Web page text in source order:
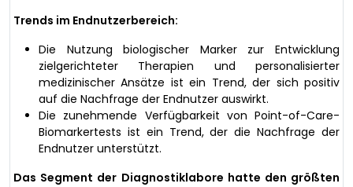
Trends im Endnutzerbereich:
Die Nutzung biologischer Marker zur Entwicklung
zielgerichteter Therapien und personalisierter
medizinischer Ansätze ist ein Trend, der sich positiv
auf die Nachfrage der Endnutzer auswirkt.
Die zunehmende Verfügbarkeit von Point-of-Care-
Biomarkertests ist ein Trend, der die Nachfrage der
Endnutzer unterstützt.
Das Segment der Diagnostiklabore hatte den größten